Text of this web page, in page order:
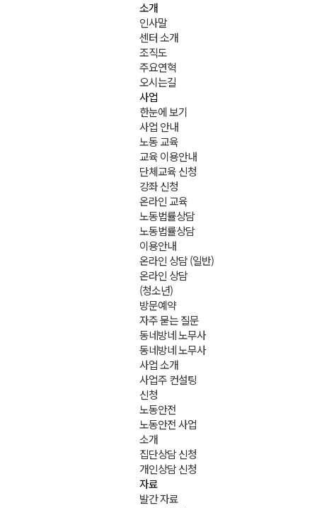
소개
인사말
센터 소개
조직도
주요연혁
오시는길
사업
한눈에 보기
사업 안내
노동 교육
교육 이용안내
단체교육 신청
강좌 신청
온라인 교육
노동법률상담
노동법률상담
이용안내
온라인 상담 (일반)
온라인 상담
(청소년)
방문예약
자주 묻는 질문
동네방네 노무사
동네방네 노무사
사업 소개
사업주 컨설팅
신청
노동안전
노동안전 사업
소개
집단상담 신청
개인상담 신청
자료
발간 자료